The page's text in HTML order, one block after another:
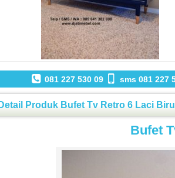
081 227 530 09 sms 081 227
Detail Produk Bufet Tv Retro 6 Laci Biru
Bufet